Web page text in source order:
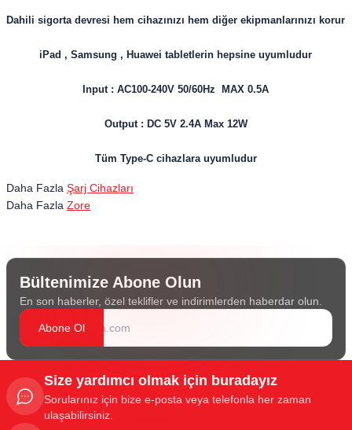
Dahili sigorta devresi hem cihazınızı hem diğer ekipmanlarınızı korur
iPad , Samsung , Huawei tabletlerin hepsine uyumludur
Input : AC100-240V 50/60Hz MAX 0.5A
Output : DC 5V 2.4A Max 12W
Tüm Type-C cihazlara uyumludur
Daha Fazla Şarj Cihazları
Daha Fazla Zore
Bültenimize Abone Olun
En son haberler, özel teklifler ve indirimlerden haberdar olun.
Abone Ol
Size yardımcı olmak için buradayız
Sorularınız için bize e-posta veya telefonla her zaman
ulaşabilirsiniz.